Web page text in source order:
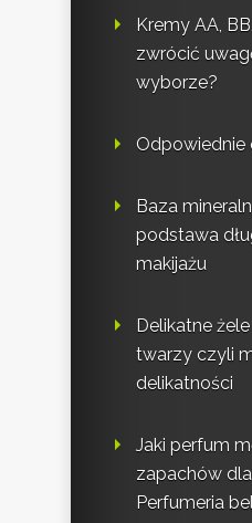
Kremy AA,
zwrócić
wyborze?
Odpowiednie
Baza
podstawa
makijażu
Delikatne
twarzy czyli
delikatności
Jaki perfum
zapachów
Perfumeria